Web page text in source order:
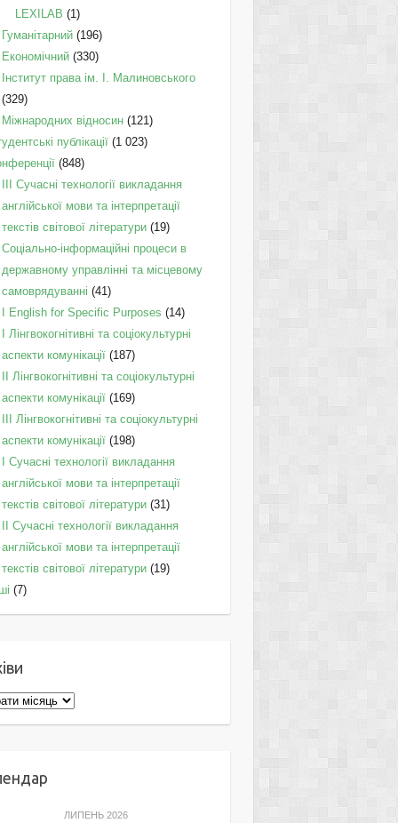
LEXILAB (1)
Гуманітарний(196)
Економічний(330)
Інститут права ім. І. Малиновського
(329)
Міжнародних відносин(121)
публікації(1 023)
(848)
III Сучасні технології викладання
англійської мови та інтерпретації
текстів світової літератури(19)
Соціально-інформаційні процеси в
державному управлінні та місцевому
самоврядуванні (41)
І English for Specific Purposes (14)
I Лінгвокогнітивні та соціокультурні
аспекти комунікації(187)
IІ Лінгвокогнітивні та соціокультурні
аспекти комунікації(169)
IІI Лінгвокогнітивні та соціокультурні
аспекти комунікації(198)
I Cучасні технології викладання
англійської мови та інтерпретації
текстів світової літератури(31)
II Cучасні технології викладання
англійської мови та інтерпретації
текстів світової літератури(19)
(7)
ЛИПЕНЬ 2026